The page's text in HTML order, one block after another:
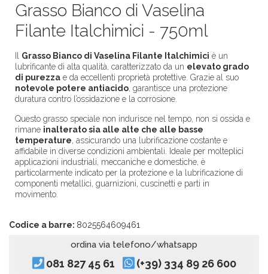
Grasso Bianco di Vaselina
Filante Italchimici - 750ml
Grasso Bianco di Vaselina Filante Italchimici è un
lubrificante di alta qualità, caratterizzato da un elevato grado
di purezza e da eccellenti proprietà protettive. Grazie al suo
notevole potere antiacido, garantisce una protezione
duratura contro l’ossidazione e la corrosione.
Questo grasso speciale non indurisce nel tempo, non si ossida e
rimane inalterato sia alle alte che alle basse
temperature, assicurando una lubrificazione costante e
affidabile in diverse condizioni ambientali. Ideale per molteplici
applicazioni industriali, meccaniche e domestiche, è
particolarmente indicato per la protezione e la lubrificazione di
componenti metallici, guarnizioni, cuscinetti e parti in
movimento.
Codice a barre: 8025564609461
ordina via telefono/whatsapp
081 827 45 61 (+39) 334 89 26 600